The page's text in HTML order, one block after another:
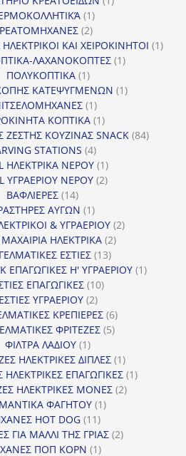
11
προϊόν
22
προϊόντα
ΚΑΙ ΧΕΙΡΟΚΙΝΗΤΟΙ 11
ΛΑΧΑΝΟΚΟΠΤΕΣ 11
ΠΟΛΥΚΟΠΤΙΚΑ 11
προϊόν
ΚΑΤΕΨΥΓΜΕΝΩΝ 11
11
προϊόν
ΚΟΠΤΙΚΑ 11
προϊόν
ΖΕΣΤΗΣ ΚΟΥΖΙΝΑΣ SNACK 8484
STATIONS 44
προϊόντα
ΗΛΕΚΤΡΙΚΑ ΝΕΡΟΥ 11
προϊόν
ΥΓΡΑΕΡΙΟΥ ΝΕΡΟΥ 22
ΒΑΦΛΙΕΡΕΣ 1414
προϊόντα
ΑΥΓΩΝ 11
προϊόν
& ΥΓΡΑΕΡΙΟΥ 22
ΗΛΕΚΤΡΙΚΑ 22
ΕΣΤΙΕΣ 1313
προϊόντα
ΕΠΑΓΩΓΙΚΕΣ Η' ΥΓΡΑΕΡΙΟΥ 11
ΕΠΑΓΩΓΙΚΕΣ 1010
ΕΣΤΙΕΣ ΥΓΡΑΕΡΙΟΥ 22
προϊόντα
ΚΡΕΠΙΕΡΕΣ 66
προϊόντα
ΦΡΙΤΕΖΕΣ 55
ΦΙΛΤΡΑ ΛΑΔΙΟΥ 11
προϊόν
ΗΛΕΚΤΡΙΚΕΣ ΔΙΠΛΕΣ 11
προϊόν
ΗΛΕΚΤΡΙΚΕΣ ΕΠΑΓΩΓΙΚΕΣ 11
ΗΛΕΚΤΡΙΚΕΣ ΜΟΝΕΣ 22
ΦΑΓΗΤΟΥ 11
HOT DOG 1111
προϊόντα
ΓΙΑ ΜΑΛΛΙ ΤΗΣ ΓΡΙΑΣ 22
ΠΟΠ ΚΟΡΝ 11